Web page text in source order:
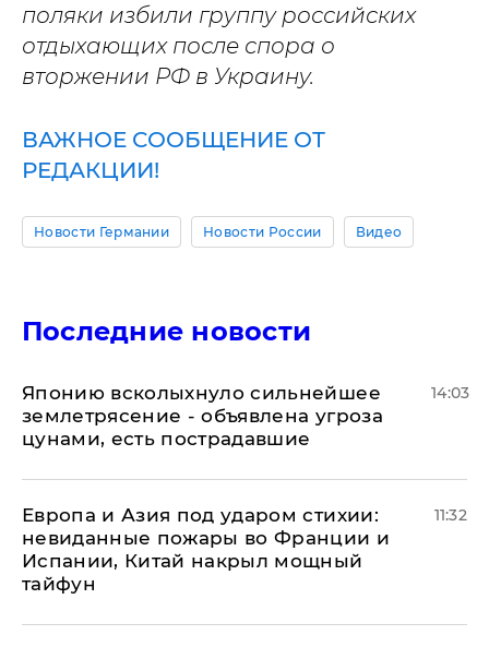
поляки избили группу российских
отдыхающих после спора о
вторжении РФ в Украину.
ВАЖНОЕ СООБЩЕНИЕ ОТ
РЕДАКЦИИ!
Новости Германии Новости России Видео
Последние новости
Японию всколыхнуло сильнейшее
землетрясение - объявлена угроза
цунами, есть пострадавшие
14:03
Европа и Азия под ударом стихии:
невиданные пожары во Франции и
Испании, Китай накрыл мощный
тайфун
11:32